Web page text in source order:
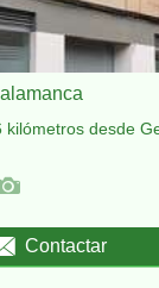
kilómetros desde
Contactar